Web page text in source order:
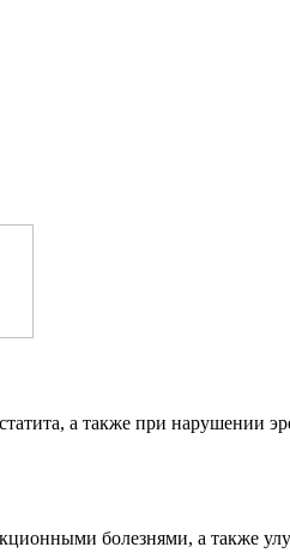
а также при нарушении
болезнями, а также